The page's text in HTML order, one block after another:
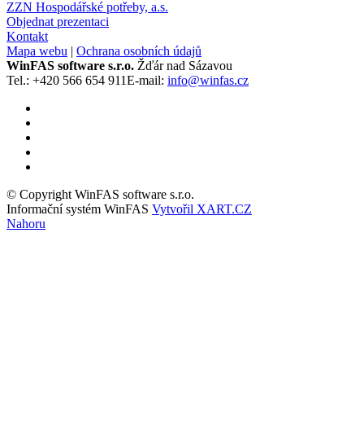
ZZN Hospodářské potřeby, a.s.
Objednat prezentaci
Kontakt
Mapa webu | Ochrana osobních údajů
WinFAS software s.r.o. Žďár nad Sázavou
Tel.: +420 566 654 911E-mail: info@winfas.cz
© Copyright WinFAS software s.r.o.
Informační systém WinFAS Vytvořil XART.CZ
Nahoru